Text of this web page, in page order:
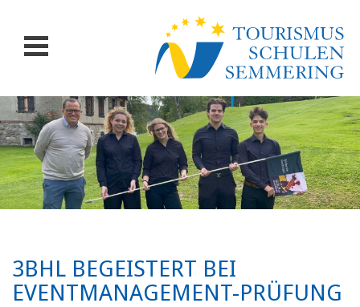
3BHL BEGEISTERT BEI
EVENTMANAGEMENT-PRÜFUNG